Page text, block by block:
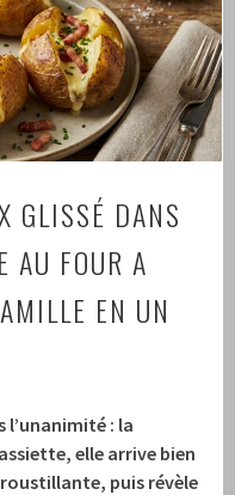
GLISSÉ DANS
AU FOUR A
EN UN
: la
elle arrive bien
puis révèle